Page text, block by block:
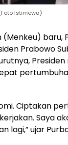
Istimewa)
baru,
Prabowo
Ciptakan
Saya
lagi,” ujar